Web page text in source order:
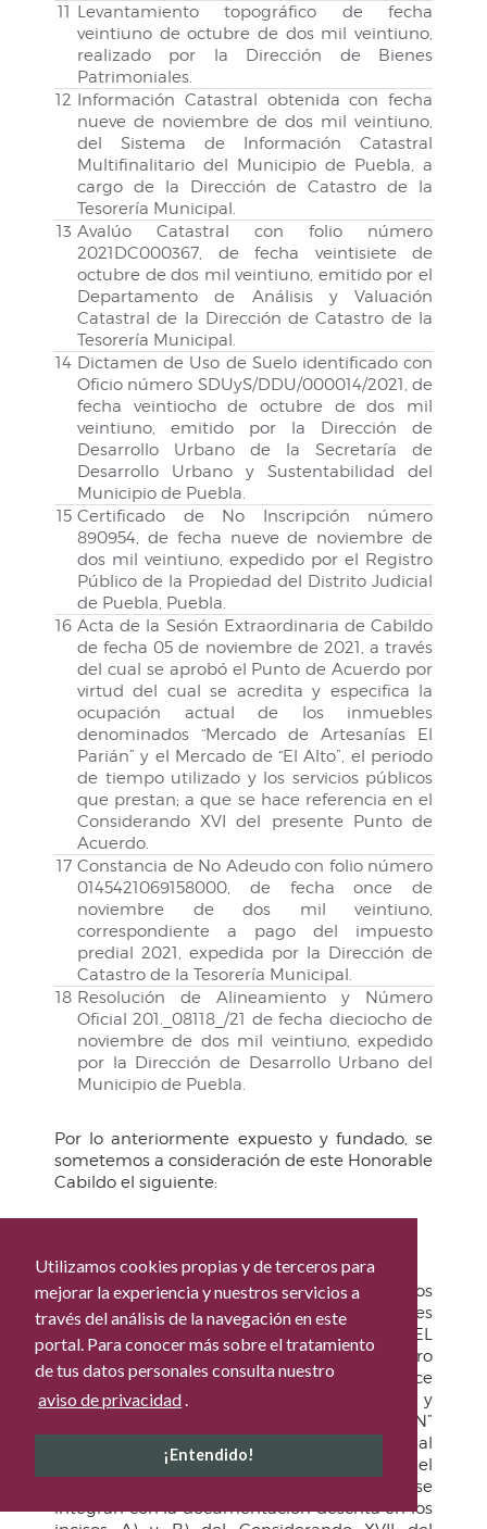
Utilizamos cookies propias y de terceros para
mejorar la experiencia y nuestros servicios a
través del análisis de la navegación en este
portal. Para conocer más sobre el tratamiento
de tus datos personales consulta nuestro
aviso de privacidad.
¡Entendido!
11 Levantamiento topográfico de fecha
veintiuno de octubre de dos mil veintiuno,
realizado por la Dirección de Bienes
Patrimoniales.
12 Información Catastral obtenida con fecha
nueve de noviembre de dos mil veintiuno,
del Sistema de Información Catastral
Multifinalitario del Municipio de Puebla, a
cargo de la Dirección de Catastro de la
Tesorería Municipal.
13 Avalúo Catastral con folio número
2021DC000367, de fecha veintisiete de
octubre de dos mil veintiuno, emitido por el
Departamento de Análisis y Valuación
Catastral de la Dirección de Catastro de la
Tesorería Municipal.
14 Dictamen de Uso de Suelo identificado con
Oficio número SDUyS/DDU/000014/2021, de
fecha veintiocho de octubre de dos mil
veintiuno, emitido por la Dirección de
Desarrollo Urbano de la Secretaría de
Desarrollo Urbano y Sustentabilidad del
Municipio de Puebla.
15 Certificado de No Inscripción número
890954, de fecha nueve de noviembre de
dos mil veintiuno, expedido por el Registro
Público de la Propiedad del Distrito Judicial
de Puebla, Puebla.
16 Acta de la Sesión Extraordinaria de Cabildo
de fecha 05 de noviembre de 2021, a través
del cual se aprobó el Punto de Acuerdo por
virtud del cual se acredita y especifica la
ocupación actual de los inmuebles
denominados “Mercado de Artesanías El
Parián” y el Mercado de “El Alto”, el periodo
de tiempo utilizado y los servicios públicos
que prestan; a que se hace referencia en el
Considerando XVI del presente Punto de
Acuerdo.
17 Constancia de No Adeudo con folio número
0145421069158000, de fecha once de
noviembre de dos mil veintiuno,
correspondiente a pago del impuesto
predial 2021, expedida por la Dirección de
Catastro de la Tesorería Municipal.
18 Resolución de Alineamiento y Número
Oficial 201._08118_/21 de fecha dieciocho de
noviembre de dos mil veintiuno, expedido
por la Dirección de Desarrollo Urbano del
Municipio de Puebla.
Por lo anteriormente expuesto y fundado, se
sometemos a consideración de este Honorable
Cabildo el siguiente:
PRIMERO.Se validan y ratifican los
expedientes técnicos-jurídicos de los bienes
inmuebles denominados MERCADO DE “EL
ALTO” actualmente marcado con el número
oficial mil doscientos dos de la Avenida Doce
Oriente del Barrio del Alto de esta Ciudad, y
“MERCADO DE ARTESANÍAS EL PARIÁN”
actualmente marcado con el número oficial
seiscientos dos de la Avenida Dos Oriente del
Centro de esta Ciudad; mismos que se
integran con la documentación descrita en los